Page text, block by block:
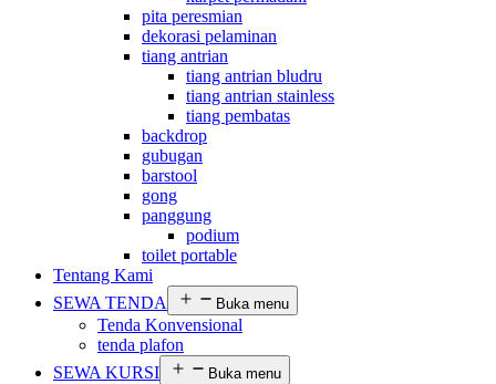
pita peresmian
dekorasi pelaminan
tiang antrian
tiang antrian bludru
tiang antrian stainless
tiang pembatas
backdrop
gubugan
barstool
gong
panggung
podium
toilet portable
Tentang Kami
SEWA TENDA
Buka menu
Tenda Konvensional
tenda plafon
SEWA KURSI
Buka menu